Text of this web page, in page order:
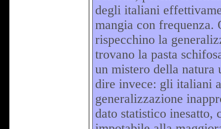
degli italiani
mangia con
rispecchino la
trovano la pasta
un mistero della natura
dire invece: gli italiani
generalizzazione
dato statistico inesatto,